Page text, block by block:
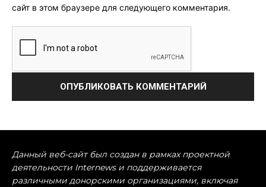
сайт в этом браузере для следующего комментария.
Данный веб-сайт был создан в рамках проектной
деятельности Internews и поддерживается
различными донорскими организациями, включая